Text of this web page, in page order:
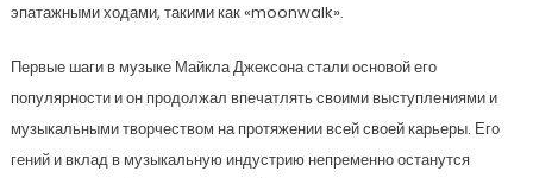
эпатажными ходами, такими как «moonwalk».
Первые шаги в музыке Майкла Джексона стали основой его
популярности и он продолжал впечатлять своими выступлениями и
музыкальными творчеством на протяжении всей своей карьеры. Его
гений и вклад в музыкальную индустрию непременно останутся